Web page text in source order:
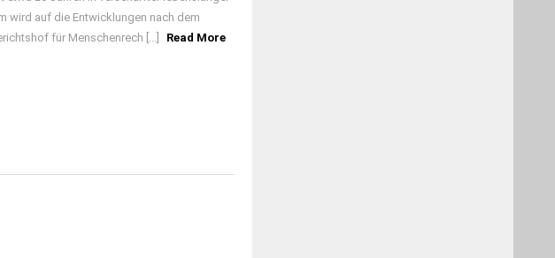
wird auf die Entwicklungen nach dem
für Menschenrech [...]
Read More